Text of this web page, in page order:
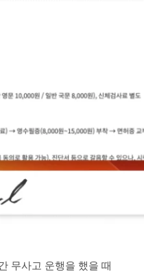
무사고 운행을 했을 때